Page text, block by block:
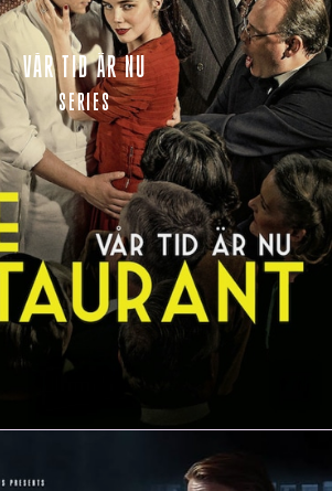
VÅR TID ÄR NU
SERIES